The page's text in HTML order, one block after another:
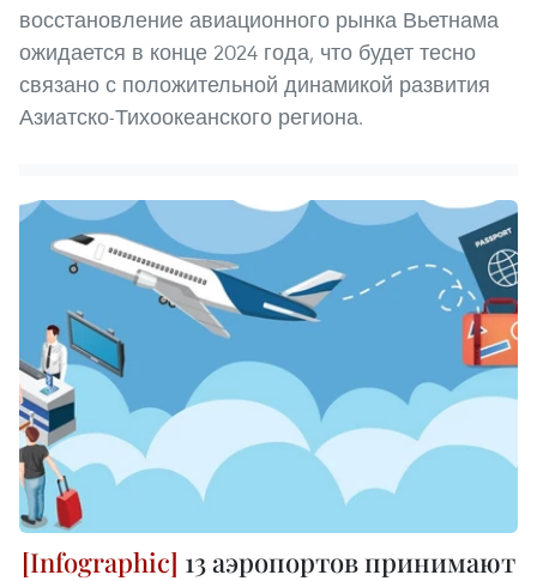
восстановление авиационного рынка Вьетнама
ожидается в конце 2024 года, что будет тесно
связано с положительной динамикой развития
Азиатско-Тихоокеанского региона.
13 аэропортов принимают